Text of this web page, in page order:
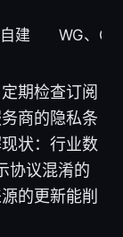
建 WG、
期检查订阅
商的隐私条
状：行业数
协议混淆的
的更新能削